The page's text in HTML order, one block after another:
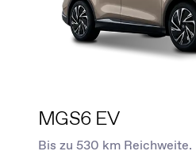
MGS6 EV
Bis zu 530 km Reichweite.